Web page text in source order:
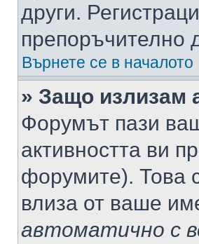
други.
препоръчително
Върнете се в началото
» Защо излизам
Форумът пази
активността ви
форумите). Това
влиза от ваше
автоматично с